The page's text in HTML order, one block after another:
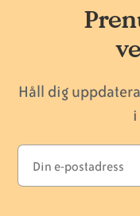
Håll dig
i